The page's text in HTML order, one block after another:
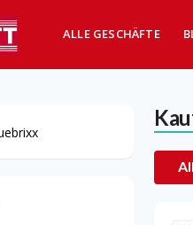
ALLE GESCHÄFTE
All